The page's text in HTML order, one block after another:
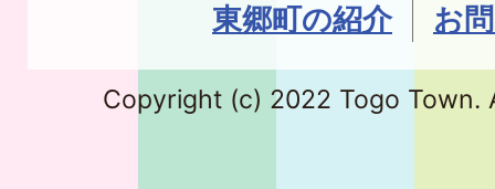
東郷町の紹介
お
Copyright (c) 2022 Togo Town.